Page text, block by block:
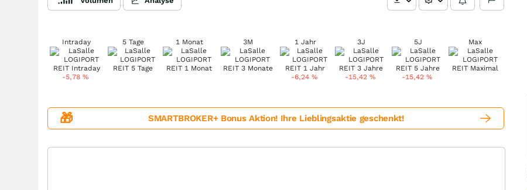
Intraday
-5,78%
5 Tage 1 Monat 3M 1 Jahr
-6,24 %
3J
-15,42 %
5J
-15,42 %
Max
🎁 SMARTBROKER+ Bonus Aktion! Ihre Lieblingsaktie geschenkt!